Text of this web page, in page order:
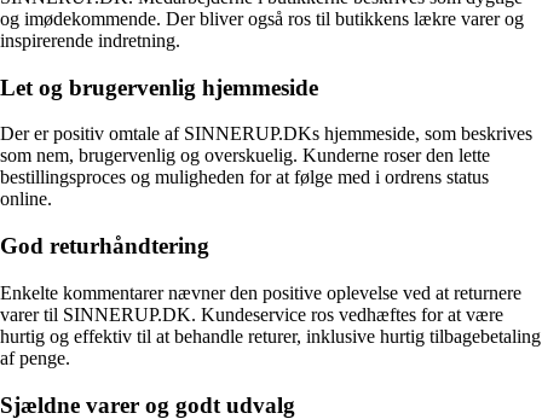
og imødekommende. Der bliver også ros til butikkens lækre varer og
inspirerende indretning.
Let og brugervenlig hjemmeside
Der er positiv omtale af SINNERUP.DKs hjemmeside, som beskrives
som nem, brugervenlig og overskuelig. Kunderne roser den lette
bestillingsproces og muligheden for at følge med i ordrens status
online.
God returhåndtering
Enkelte kommentarer nævner den positive oplevelse ved at returnere
varer til SINNERUP.DK. Kundeservice ros vedhæftes for at være
hurtig og effektiv til at behandle returer, inklusive hurtig tilbagebetaling
af penge.
Sjældne varer og godt udvalg